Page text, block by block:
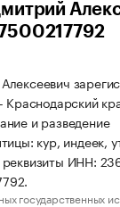
и разведение
кур, индеек,
ИНН:
государственных